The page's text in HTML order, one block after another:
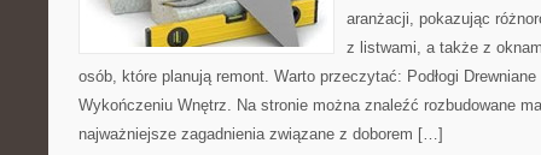
aranżacji, pokazując
z listwami, a także z
osób, które planują remont. Warto przeczytać: Podłogi
Wykończeniu Wnętrz. Na stronie można znaleźć rozbudowane
najważniejsze zagadnienia związane z doborem […]